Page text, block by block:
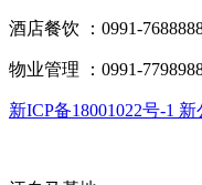
酒店餐饮 ：0991-
物业管理 ：0991-
新ICP备18001022号-1